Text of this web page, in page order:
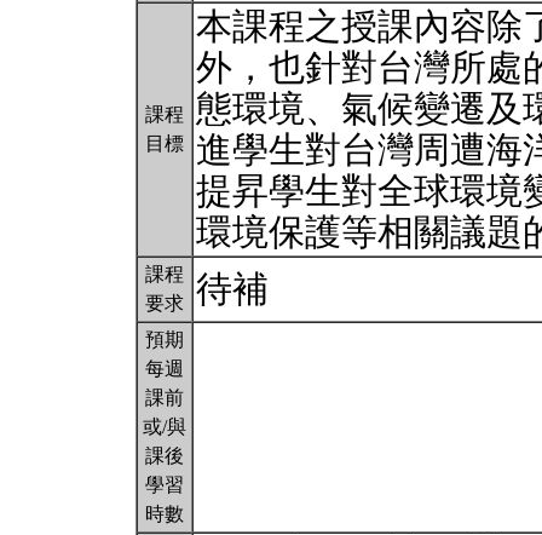
課程
目標
本課程之授課內容除
外，也針對台灣所處
態環境、氣候變遷及
進學生對台灣周遭海
提昇學生對全球環境
環境保護等相關議
課程
要求 待補
預期
每週
課前
或/與
課後
學習
時數